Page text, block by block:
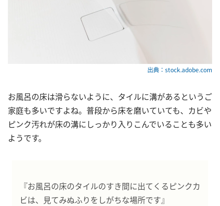
出典：stock.adobe.com
お風呂の床は滑らないように、タイルに溝があるというご
家庭も多いですよね。普段から床を磨いていても、カビや
ピンク汚れが床の溝にしっかり入りこんでいることも多い
ようです。
『お風呂の床のタイルのすき間に出てくるピンクカ
ビは、見てみぬふりをしがちな場所です』